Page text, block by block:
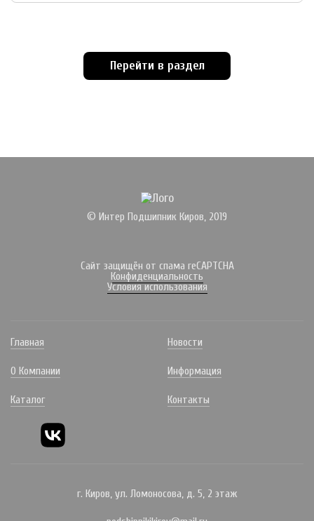
Перейти в раздел
© Интер Подшипник Киров, 2019
Сайт защищён от спама reCAPTCHA
Конфиденциальность
Условия использования
Главная
О Компании
Каталог
Новости
Информация
Контакты
г. Киров, ул. Ломоносова, д. 5, 2 этаж